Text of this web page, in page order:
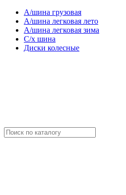
А/шина грузовая
А/шина легковая лето
А/шина легковая зима
С/х шина
Диски колесные